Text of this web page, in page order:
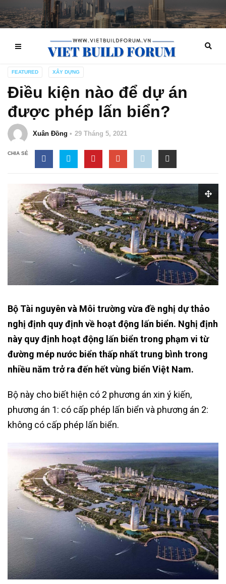
FEATURED XÂY DỰNG
Điều kiện nào để dự án
được phép lấn biển?
Xuân Đồng 29 Tháng 5, 2021
CHIA SẺ
Bộ Tài nguyên và Môi trường vừa đề nghị dự thảo
nghị định quy định về hoạt động lấn biển. Nghị định
này quy định hoạt động lấn biển trong phạm vi từ
đường mép nước biển thấp nhất trung bình trong
nhiều năm trở ra đến hết vùng biển Việt Nam.
Bộ này cho biết hiện có 2 phương án xin ý kiến,
phương án 1: có cấp phép lấn biển và phương án 2:
không có cấp phép lấn biển.